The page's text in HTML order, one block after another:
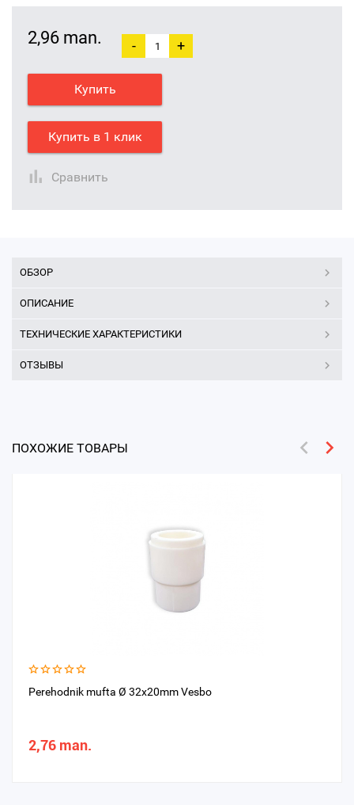
2,96 man. - +
Купить
Купить в 1 клик
Сравнить
ОБЗОР
ОПИСАНИЕ
ТЕХНИЧЕСКИЕ ХАРАКТЕРИСТИКИ
ОТЗЫВЫ
ПОХОЖИЕ ТОВАРЫ
Perehodnik mufta Ø 32x20mm Vesbo
2,76 man.